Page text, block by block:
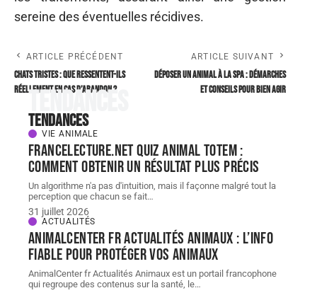
sereine des éventuelles récidives.
ARTICLE PRÉCÉDENT
Chats tristes : que ressentent-ils
réellement en cas d’abandon ?
ARTICLE SUIVANT
Déposer un animal à la SPA : démarches
et conseils pour bien agir
Tendances
Tendances
VIE ANIMALE
FranceLecture.net quiz animal totem :
comment obtenir un résultat plus précis
Un algorithme n'a pas d'intuition, mais il façonne malgré tout la
perception que chacun se fait…
31 juillet 2026
ACTUALITÉS
AnimalCenter fr Actualités Animaux : l’info
fiable pour protéger vos animaux
AnimalCenter fr Actualités Animaux est un portail francophone
qui regroupe des contenus sur la santé, le…